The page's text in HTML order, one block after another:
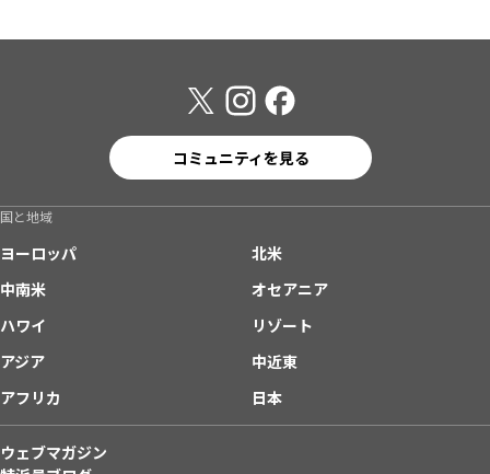
コミュニティを見る
国と地域
ヨーロッパ
北米
中南米
オセアニア
ハワイ
リゾート
アジア
中近東
アフリカ
日本
ウェブマガジン